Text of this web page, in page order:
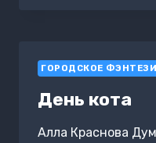
ГОРОДСКОЕ ФЭНТЕЗИ
День кота
Алла Краснова